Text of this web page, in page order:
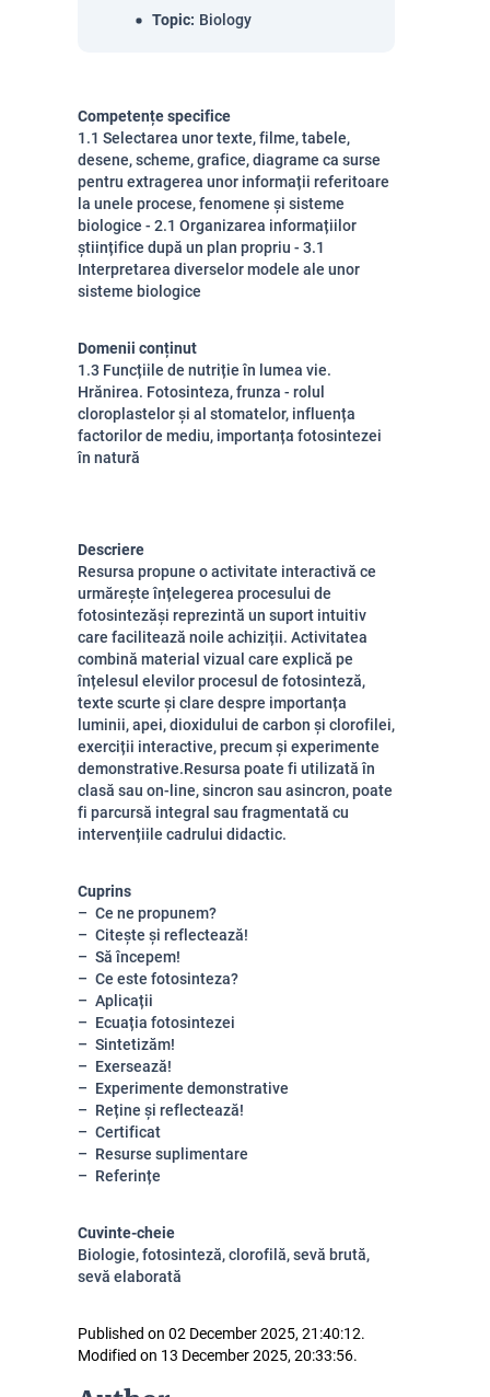
Topic: Biology
Competențe specifice
1.1 Selectarea unor texte, filme, tabele,
desene, scheme, grafice, diagrame ca surse
pentru extragerea unor informații referitoare
la unele procese, fenomene și sisteme
biologice - 2.1 Organizarea informațiilor
științifice după un plan propriu - 3.1
Interpretarea diverselor modele ale unor
sisteme biologice
Domenii conținut
1.3 Funcțiile de nutriție în lumea vie.
Hrănirea. Fotosinteza, frunza - rolul
cloroplastelor și al stomatelor, influența
factorilor de mediu, importanța fotosintezei
în natură
Descriere
Resursa propune o activitate interactivă ce
fotosintezăși reprezintă un suport intuitiv
care facilitează noile achiziții. Activitatea
combină material vizual care explică pe
înțelesul elevilor procesul de fotosinteză,
texte scurte și clare despre importanța
luminii, apei, dioxidului de carbon și clorofilei,
exerciții interactive, precum și experimente
demonstrative.Resursa poate fi utilizată în
clasă sau on-line, sincron sau asincron, poate
fi parcursă integral sau fragmentată cu
intervențiile cadrului didactic.
Cuprins
Ce ne propunem?
Citește și reflectează!
Să începem!
Ce este fotosinteza?
Aplicații
Ecuația fotosintezei
Sintetizăm!
Exersează!
Experimente demonstrative
Reține și reflectează!
Certificat
Resurse suplimentare
Referințe
Cuvinte-cheie
Biologie, fotosinteză, clorofilă, sevă brută,
sevă elaborată
Published on 02 December 2025, 21:40:12.
Modified on 13 December 2025, 20:33:56.